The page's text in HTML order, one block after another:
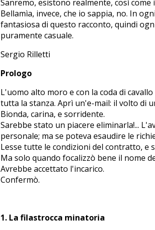
Sanremo, esistono realmente, così
Bellamìa, invece, che io sappia, no. In
fantasiosa di questo racconto, quindi
puramente casuale.
Sergio Rilletti
Prologo
L'uomo alto moro e con la coda di
tutta la stanza. Aprì un'e-mail: il volto di
Bionda, carina, e sorridente.
Sarebbe stato un piacere eliminarla!...
personale; ma se poteva esaudire le
Lesse tutte le condizioni del contratto, e
Ma solo quando focalizzò bene il nome
Avrebbe accettato l'incarico.
Confermò.
1. La filastrocca minatoria